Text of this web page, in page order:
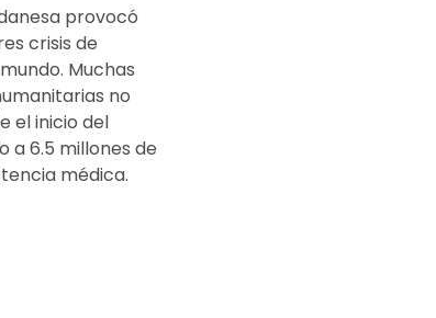
provocó
crisis de
Muchas
no
el inicio del
a 6.5 millones de
médica.